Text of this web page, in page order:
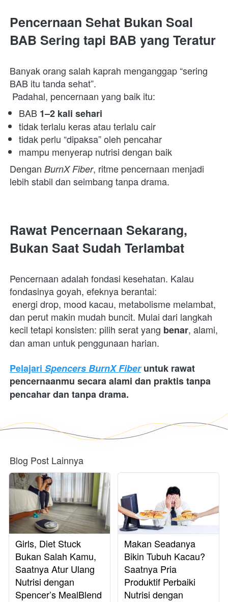
Pencernaan Sehat Bukan Soal
BAB Sering tapi BAB yang Teratur
Banyak orang salah kaprah menganggap “sering
BAB itu tanda sehat”.
Padahal, pencernaan yang baik itu:
BAB 1–2 kali sehari
tidak terlalu keras atau terlalu cair
tidak perlu “dipaksa” oleh pencahar
mampu menyerap nutrisi dengan baik
Dengan BurnX Fiber, ritme pencernaan menjadi
lebih stabil dan seimbang tanpa drama.
Rawat Pencernaan Sekarang,
Bukan Saat Sudah Terlambat
Pencernaan adalah fondasi kesehatan. Kalau
fondasinya goyah, efeknya berantai:
dan perut makin mudah buncit. Mulai dari langkah
kecil tetapi konsisten: pilih serat yang benar, alami,
dan aman untuk penggunaan harian.
Pelajari Spencers BurnX Fiber untuk rawat
pencernaanmu secara alami dan praktis tanpa
pencahar dan tanpa drama.
Blog Post Lainnya
Girls, Diet Stuck
Bukan Salah Kamu,
Saatnya Atur Ulang
Nutrisi dengan
Spencer’s MealBlend
Makan Seadanya
Bikin Tubuh Kacau?
Saatnya Pria
Produktif Perbaiki
Nutrisi dengan